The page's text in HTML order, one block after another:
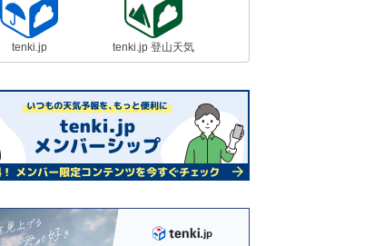
tenki.jp tenki.jp 登山天気